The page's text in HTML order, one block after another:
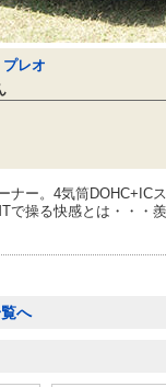
レオ
ナー。4気筒DOHC+IC
で操る快感とは・・・
へ